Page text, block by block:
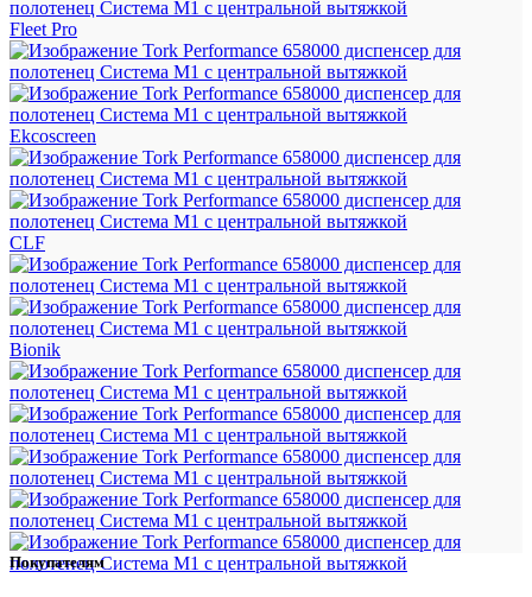
Fleet Pro
Ekcoscreen
CLF
Bionik
Покупателям